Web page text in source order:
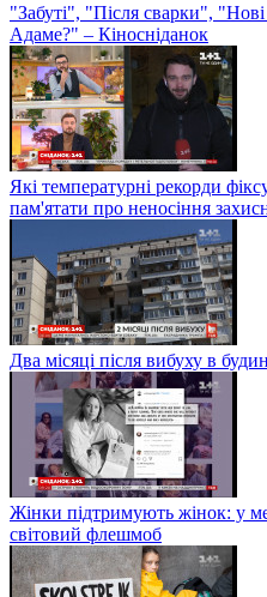
"Забуті", "Після сварки",
Адаме?" – Кіносніданок
Які температурні рекорди
пам'ятати про неносіння
Два місяці після вибуху в
Жінки підтримують жінок: у
світовий флешмоб